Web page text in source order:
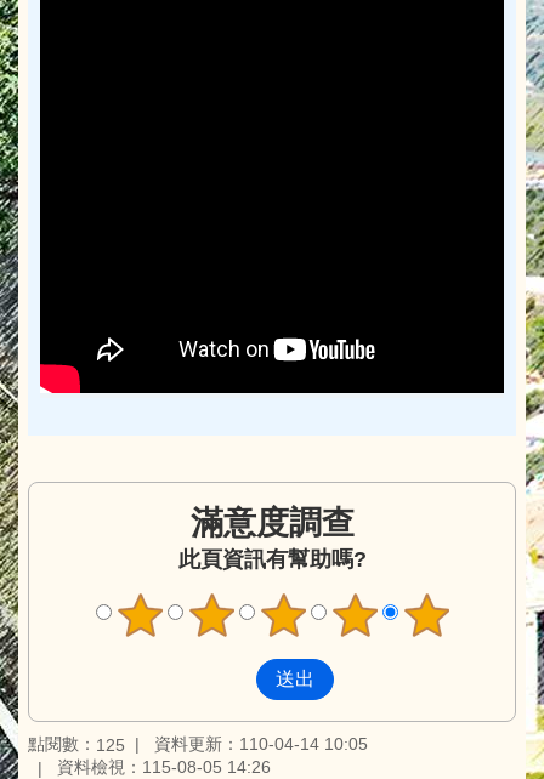
滿意度調查
此頁資訊有幫助嗎?
點閱數： 125
資料更新：110-04-14 10:05
資料檢視：115-08-05 14:26